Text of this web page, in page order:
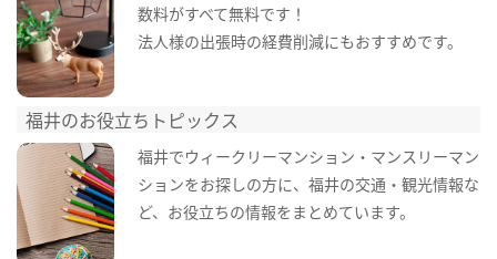
数料がすべて無料です！
法人様の出張時の経費削減にもおすすめです。
福井のお役立ちトピックス
福井でウィークリーマンション・マンスリーマン
ションをお探しの方に、福井の交通・観光情報な
ど、お役立ちの情報をまとめています。